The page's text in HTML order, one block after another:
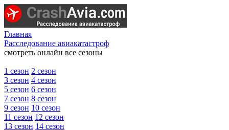
Главная
Расследование авиакатастроф
смотреть онлайн все сезоны
1 сезон 2 сезон
3 сезон 4 сезон
5 сезон 6 сезон
7 сезон 8 сезон
9 сезон 10 сезон
11 сезон 12 сезон
13 сезон 14 сезон